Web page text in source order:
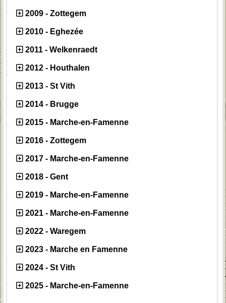
2009 - Zottegem
2010 - Eghezée
2011 - Welkenraedt
2012 - Houthalen
2013 - St Vith
2014 - Brugge
2015 - Marche-en-Famenne
2016 - Zottegem
2017 - Marche-en-Famenne
2018 - Gent
2019 - Marche-en-Famenne
2021 - Marche-en-Famenne
2022 - Waregem
2023 - Marche en Famenne
2024 - St Vith
2025 - Marche-en-Famenne